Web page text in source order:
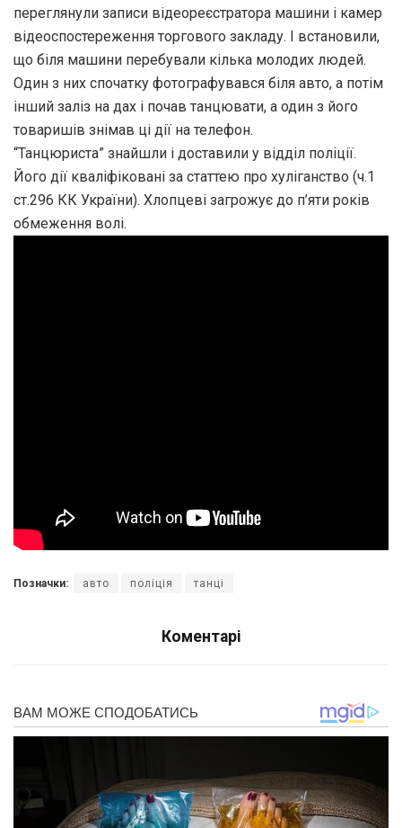
переглянули записи відеореєстратора машини і камер
відеоспостереження торгового закладу. І встановили,
що біля машини перебували кілька молодих людей.
Один з них спочатку фотографувався біля авто, а потім
інший заліз на дах і почав танцювати, а один з його
товаришів знімав ці дії на телефон.
“Танцюриста” знайшли і доставили у відділ поліції.
Його дії кваліфіковані за статтею про хуліганство (ч.1
ст.296 КК України). Хлопцеві загрожує до п’яти років
обмеження волі.
Позначки: авто поліція танці
Коментарі